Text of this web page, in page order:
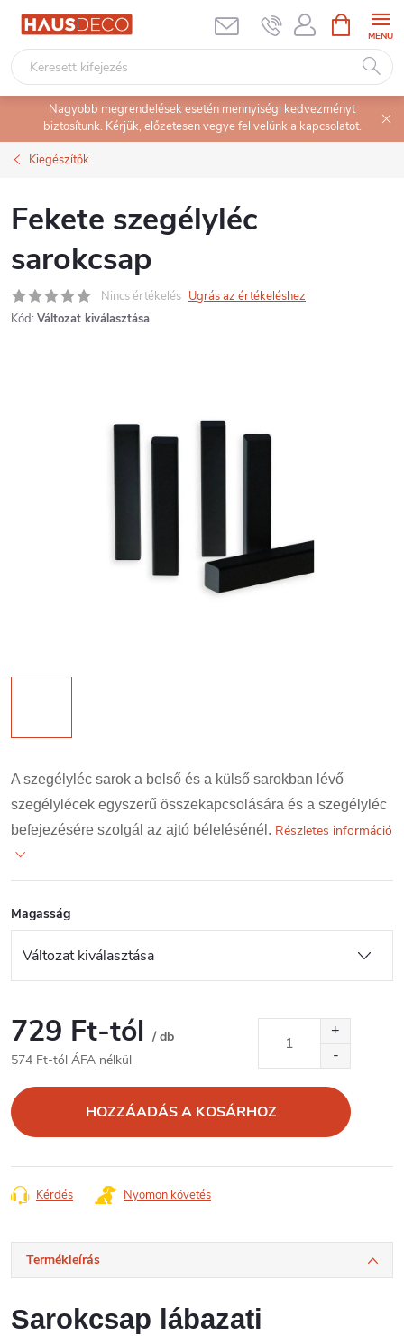
Ugrás
tartalomhoz
KOSÁR
Nagyobb megrendelések esetén mennyiségi kedvezményt
biztosítunk. Kérjük, előzetesen vegye fel velünk a kapcsolatot.
Kiegészítők
Fekete szegélyléc
sarokcsap
Nincs értékelés Ugrás az értékeléshez
Kód: Változat kiválasztása
A szegélyléc sarok a belső és a külső sarokban lévő
szegélylécek egyszerű összekapcsolására és a szegélyléc
befejezésére szolgál az ajtó bélelésénél. Részletes információ
Magasság
729 Ft-tól / db
574 Ft-tól ÁFA nélkül
HOZZÁADÁS A KOSÁRHOZ
Kérdés Nyomon követés
Termékleírás
Sarokcsap lábazati